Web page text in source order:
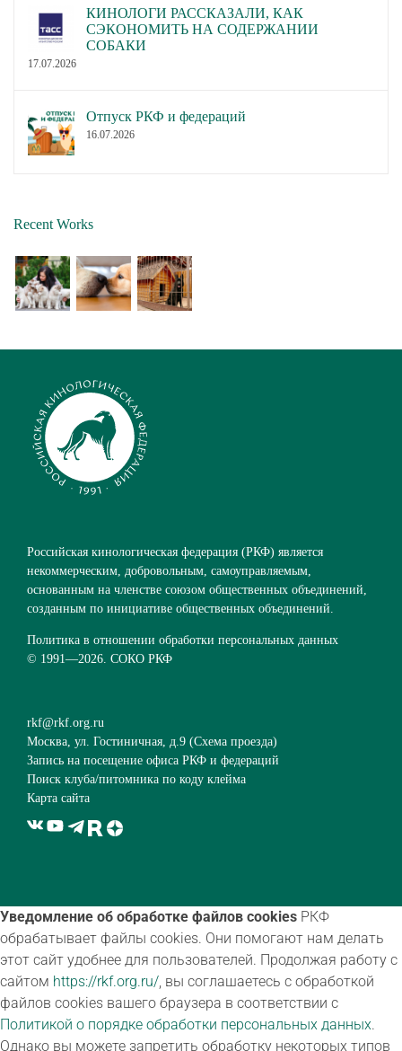
КИНОЛОГИ РАССКАЗАЛИ, КАК
СЭКОНОМИТЬ НА СОДЕРЖАНИИ
СОБАКИ
17.07.2026
Отпуск РКФ и федераций
16.07.2026
Recent Works
Российская кинологическая федерация (РКФ) является
некоммерческим, добровольным, самоуправляемым,
основанным на членстве союзом общественных объединений,
созданным по инициативе общественных объединений.
Политика в отношении обработки персональных данных
© 1991—2026. СОКО РКФ
rkf@rkf.org.ru
Москва, ул. Гостиничная, д.9 (Схема проезда)
Запись на посещение офиса РКФ и федераций
Поиск клуба/питомника по коду клейма
Карта сайта
Уведомление об обработке файлов cookies РКФ
обрабатывает файлы cookies. Они помогают нам делать
этот сайт удобнее для пользователей. Продолжая работу с
сайтом https://rkf.org.ru/, вы соглашаетесь с обработкой
файлов cookies вашего браузера в соответствии с
Политикой о порядке обработки персональных данных.
Однако вы можете запретить обработку некоторых типов